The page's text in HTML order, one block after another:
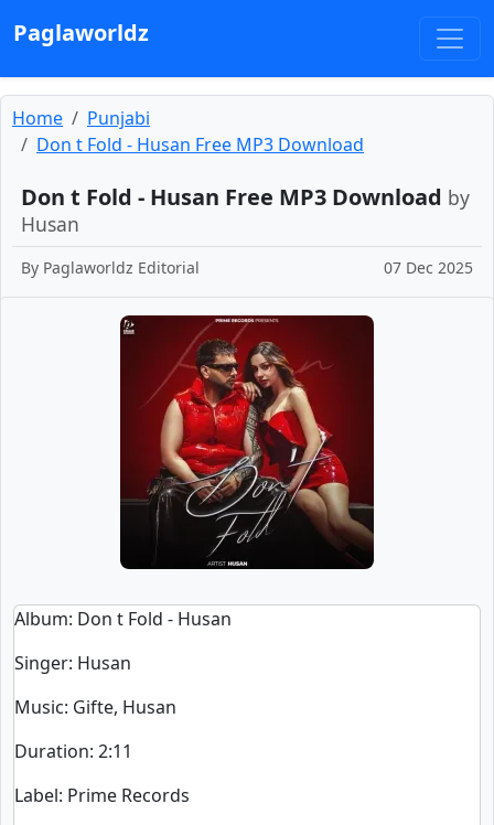
Paglaworldz
Home
Punjabi
Don t Fold - Husan Free MP3 Download
Don t Fold - Husan Free MP3 Download by
Husan
By Paglaworldz Editorial 07 Dec 2025
Album: Don t Fold - Husan
Singer: Husan
Music: Gifte, Husan
Duration: 2:11
Label: Prime Records